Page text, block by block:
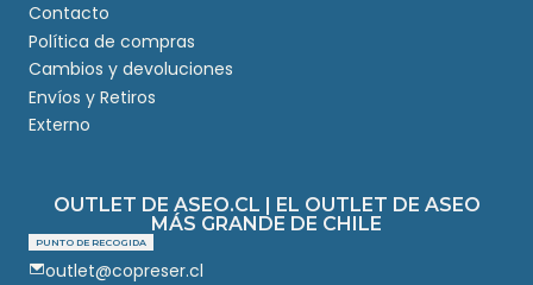
Contacto
Política de compras
Cambios y devoluciones
Envíos y Retiros
Externo
OUTLET DE ASEO.CL | EL OUTLET DE ASEO
MÁS GRANDE DE CHILE
PUNTO DE RECOGIDA
outlet@copreser.cl